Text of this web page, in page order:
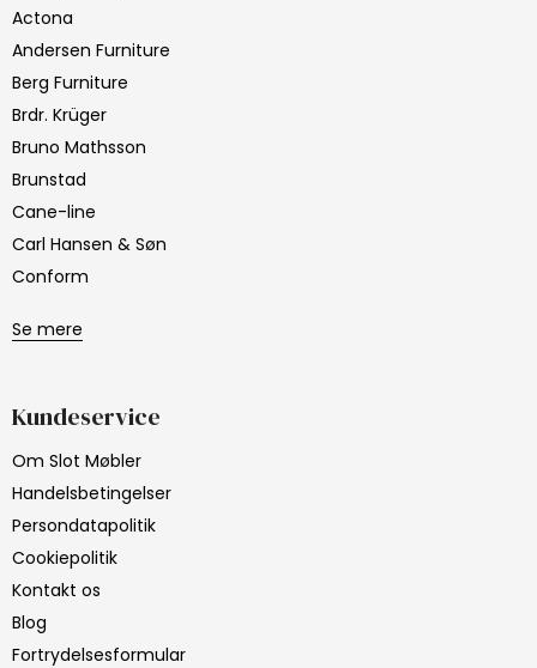
Actona
Andersen Furniture
Berg Furniture
Brdr. Krüger
Bruno Mathsson
Brunstad
Cane-line
Carl Hansen & Søn
Conform
Se mere
Kundeservice
Om Slot Møbler
Handelsbetingelser
Persondatapolitik
Cookiepolitik
Kontakt os
Blog
Fortrydelsesformular